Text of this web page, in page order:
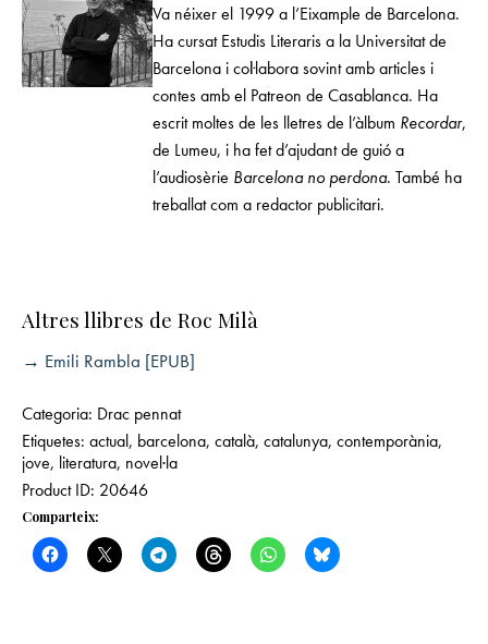
Va néixer el 1999 a l’Eixample de Barcelona.
Ha cursat Estudis Literaris a la Universitat de
Barcelona i coŀlabora sovint amb articles i
contes amb el Patreon de Casablanca. Ha
escrit moltes de les lletres de l’àlbum Recordar,
de Lumeu, i ha fet d’ajudant de guió a
l’audiosèrie Barcelona no perdona. També ha
treballat com a redactor publicitari.
Altres llibres de Roc Milà
→ Emili Rambla [EPUB]
Categoria: Drac pennat
Etiquetes: actual, barcelona, català, catalunya, contemporània,
jove, literatura, novel·la
Product ID: 20646
Comparteix: